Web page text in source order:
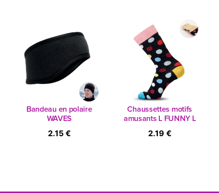
Bandeau en polaire
WAVES
2.15 €
Chaussettes motifs
amusants L FUNNY L
2.19 €